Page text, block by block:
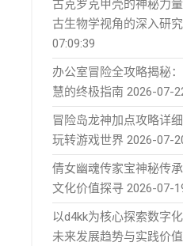
古克罗克甲壳的神秘力
古生物学视角的深入研究
07:09:39
办公室冒险全攻略揭秘
慧的终极指南 2026-07-
冒险岛龙神加点攻略详
玩转游戏世界 2026-07-
倩女幽魂传家宝神秘传
文化价值探寻 2026-07-
以d4kk为核心探索数字
未来发展趋势与实践价值